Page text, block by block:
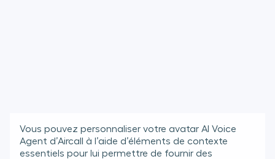
Vous pouvez personnaliser votre avatar AI Voice
Agent d’Aircall à l’aide d’éléments de contexte
essentiels pour lui permettre de fournir des